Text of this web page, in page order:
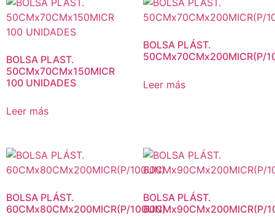
BOLSA PLAST.
50CMx70CMx150MICR
100 UNIDADES
Leer más
BOLSA PLÁST.
50CMx70CMx200MICR(P/
Leer más
BOLSA PLÁST.
60CMx80CMx200MICR(P/100UN)
BOLSA PLÁST.
60CMx90CMx200MICR(P/